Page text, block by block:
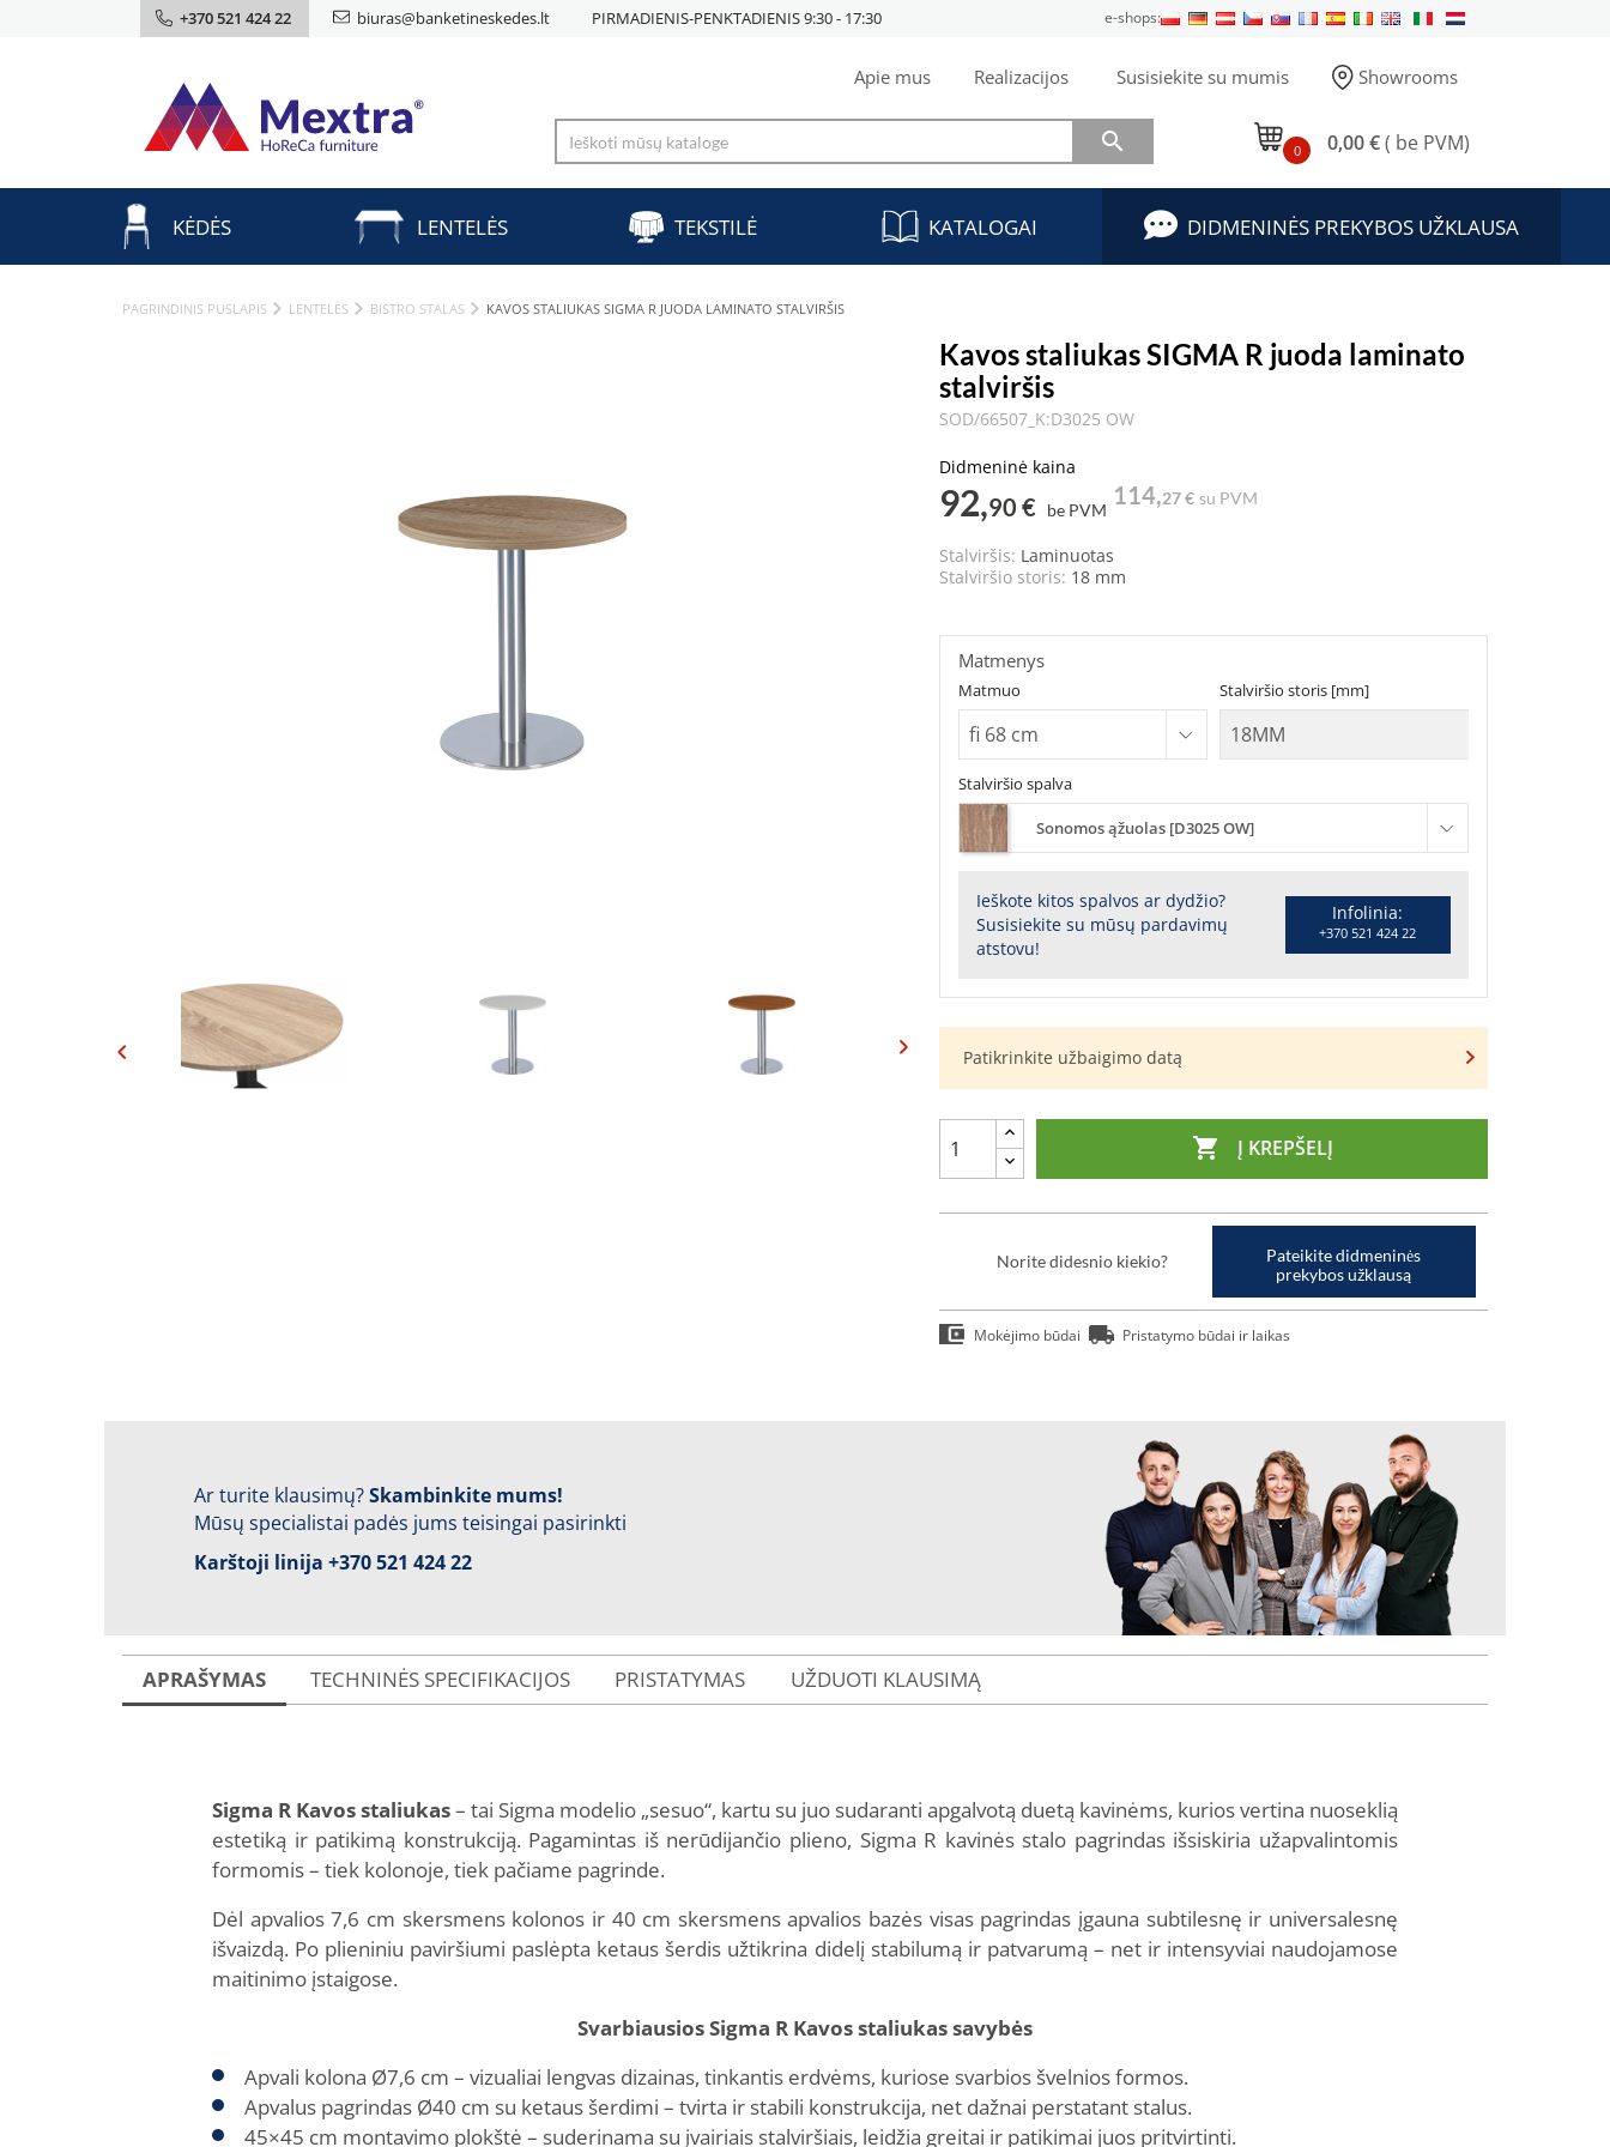
+370 521 424 22 biuras@banketineskedes.lt PIRMADIENIS-PENKTADIENIS 9:30 - 17:30 e-shops:
Apie mus Realizacijos Susisiekite su mumis Showrooms
 0 0,00 €( be PVM)
KĖDĖS LENTELĖS TEKSTILĖ KATALOGAI DIDMENINĖS PREKYBOS UŽKLAUSA
PAGRINDINIS PUSLAPIS LENTELĖS BISTRO STALAS KAVOS STALIUKAS SIGMA R JUODA LAMINATO STALVIRŠIS
Kavos staliukas SIGMA R juoda laminato
stalviršis
SOD/66507_K:D3025 OW
Didmeninė kaina
92,90 € be PVM
114,27 € su PVM
Stalviršis: Laminuotas
Stalviršio storis: 18 mm
Stalviršio spalva
Sonomos ąžuolas [D3025 OW]
Ieškote kitos spalvos ar dydžio?
Susisiekite su mūsų pardavimų
atstovu!
Infolinia:
+370 521 424 22
Matmuo Stalviršio storis [mm]
Matmenys
Patikrinkite užbaigimo datą
 Į KREPŠELĮ
Norite didesnio kiekio?
Pateikite didmeninės
prekybos užklausą
Mokėjimo būdai Pristatymo būdai ir laikas
Ar turite klausimų?Skambinkite mums!
Mūsų specialistai padės jums teisingai pasirinkti
Karštoji linija +370 521 424 22
APRAŠYMAS TECHNINĖS SPECIFIKACIJOS PRISTATYMAS UŽDUOTI KLAUSIMĄ
Sigma R Kavos staliukas– tai Sigma modelio „sesuo“, kartu su juo sudaranti apgalvotą duetą kavinėms, kurios vertina nuoseklią
estetiką ir patikimą konstrukciją. Pagamintas iš nerūdijančio plieno, Sigma R kavinės stalo pagrindas išsiskiria užapvalintomis
formomis – tiek kolonoje, tiek pačiame pagrinde.
Dėl apvalios 7,6 cm skersmens kolonos ir 40 cm skersmens apvalios bazės visas pagrindas įgauna subtilesnę ir universalesnę
išvaizdą. Po plieniniu paviršiumi paslėpta ketaus šerdis užtikrina didelį stabilumą ir patvarumą – net ir intensyviai naudojamose
maitinimo įstaigose.
Svarbiausios Sigma R Kavos staliukas savybės
Apvali kolona Ø7,6 cm – vizualiai lengvas dizainas, tinkantis erdvėms, kuriose svarbios švelnios formos.
Apvalus pagrindas Ø40 cm su ketaus šerdimi – tvirta ir stabili konstrukcija, net dažnai perstatant stalus.
45×45 cm montavimo plokštė – suderinama su įvairiais stalviršiais, leidžia greitai ir patikimai juos pritvirtinti.